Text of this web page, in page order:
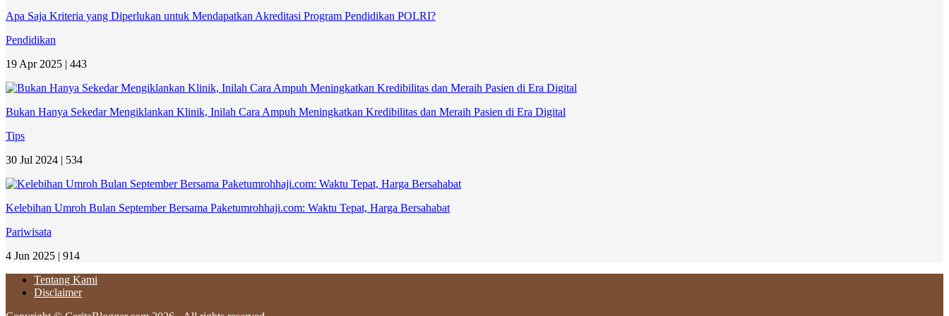
Apa Saja Kriteria yang Diperlukan untuk Mendapatkan Akreditasi Program Pendidikan POLRI?
Pendidikan
19 Apr 2025 | 443
Bukan Hanya Sekedar Mengiklankan Klinik, Inilah Cara Ampuh Meningkatkan Kredibilitas dan Meraih Pasien di Era Digital
Tips
30 Jul 2024 | 534
Kelebihan Umroh Bulan September Bersama Paketumrohhaji.com: Waktu Tepat, Harga Bersahabat
Pariwisata
4 Jun 2025 | 914
Tentang Kami
Disclaimer